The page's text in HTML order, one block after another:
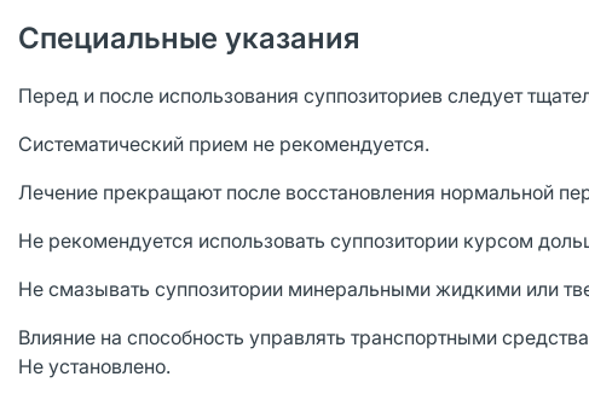
Специальные указания
Перед и после использования суппозиториев следует
Систематический прием не рекомендуется.
Лечение прекращают после восстановления нормальной
Не рекомендуется использовать суппозитории курсом
Не смазывать суппозитории минеральными жидкими или
Влияние на способность управлять транспортными
Не установлено.